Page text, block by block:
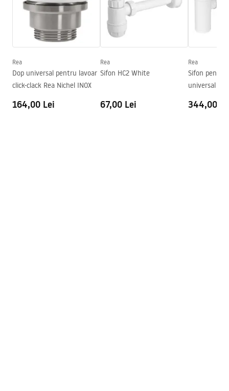
Latime
355mm
Inalime
Adâncime
Formă
Preaplin
Da Nu
Warranty_Terms_and_Conditions_Basins_-_5.pdf
Rea
Dop universal pentru lavoar
click-clack Rea Nichel INOX
164,00 Lei
Rea
Sifon HC2 White
67,00 Lei
Rea
Sifon pentru
universal
344,00